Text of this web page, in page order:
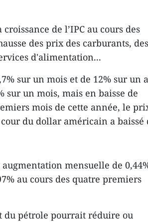
de l’IPC au cours des
des prix des carburants, des
d'alimentation...
sur un mois et de 12% sur un
un mois, mais en baisse de
mois de cette année, le
du dollar américain a baissé
mensuelle de
au cours des quatre premiers
du pétrole pourrait réduire ou